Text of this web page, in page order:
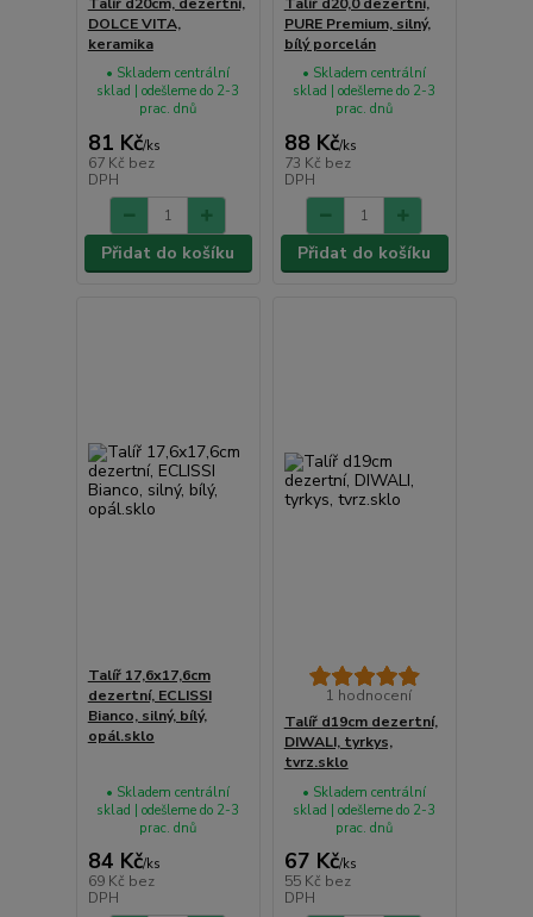
DOLCE VITA,
keramika
81 Kč/ks
67 Kč bez
DPH
• Skladem centrální
sklad | odešleme do 2-3
prac. dnů
Přidat do košíku
PURE Premium, silný,
bílý porcelán
88 Kč/ks
73 Kč bez
DPH
• Skladem centrální
sklad | odešleme do 2-3
prac. dnů
Přidat do košíku
Talíř 17,6x17,6cm
dezertní, ECLISSI
Bianco, silný, bílý,
opál.sklo
84 Kč/ks
69 Kč bez
DPH
• Skladem centrální
sklad | odešleme do 2-3
prac. dnů
1 hodnocení
Talíř d19cm dezertní,
DIWALI, tyrkys,
tvrz.sklo
67 Kč/ks
55 Kč bez
DPH
• Skladem centrální
sklad | odešleme do 2-3
prac. dnů